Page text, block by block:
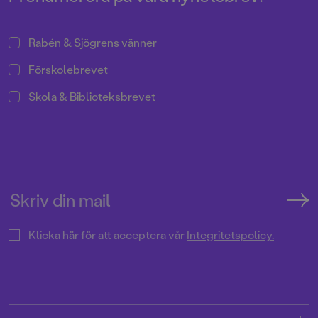
Rabén & Sjögrens vänner
Förskolebrevet
Skola & Biblioteksbrevet
Klicka här för att acceptera vårIntegritetspolicy.